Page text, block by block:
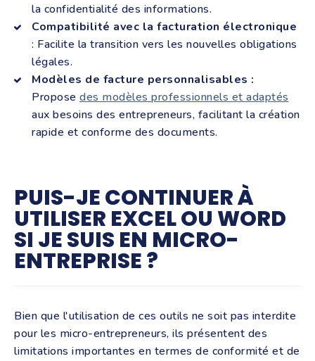
la confidentialité des informations.
Compatibilité avec la facturation électronique
: Facilite la transition vers les nouvelles obligations
légales.
Modèles de facture personnalisables :
Propose des modèles professionnels et adaptés
aux besoins des entrepreneurs, facilitant la création
rapide et conforme des documents.
PUIS-JE CONTINUER À
UTILISER EXCEL OU WORD
SI JE SUIS EN MICRO-
ENTREPRISE ?
Bien que l'utilisation de ces outils ne soit pas interdite
pour les micro-entrepreneurs, ils présentent des
limitations importantes en termes de conformité et de